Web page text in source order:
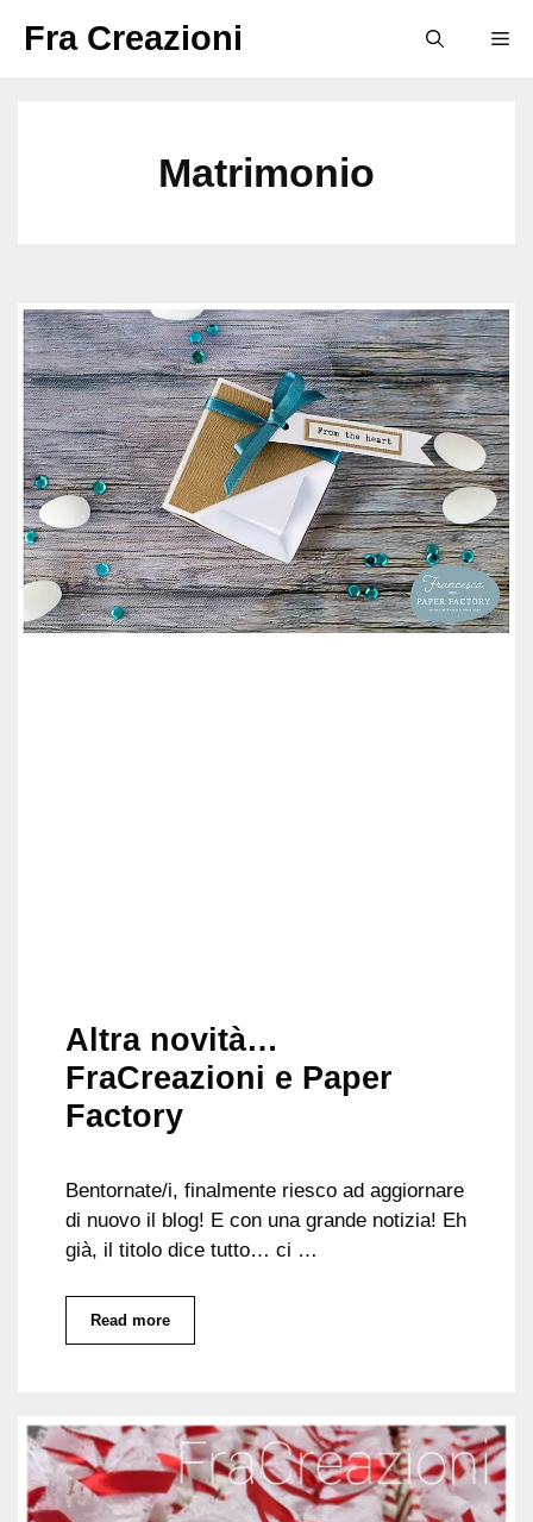
Fra Creazioni
Matrimonio
Altra novità…
FraCreazioni e Paper
Factory
Bentornate/i, finalmente riesco ad aggiornare
di nuovo il blog! E con una grande notizia! Eh
già, il titolo dice tutto… ci …
Read more